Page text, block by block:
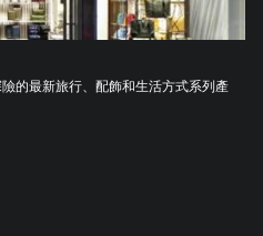
的最新旅行、配飾和生活方式系列產